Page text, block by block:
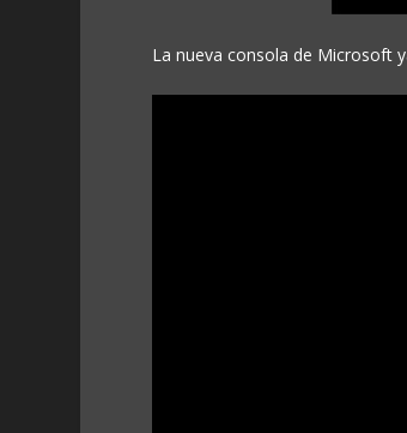
La nueva consola de Microsoft